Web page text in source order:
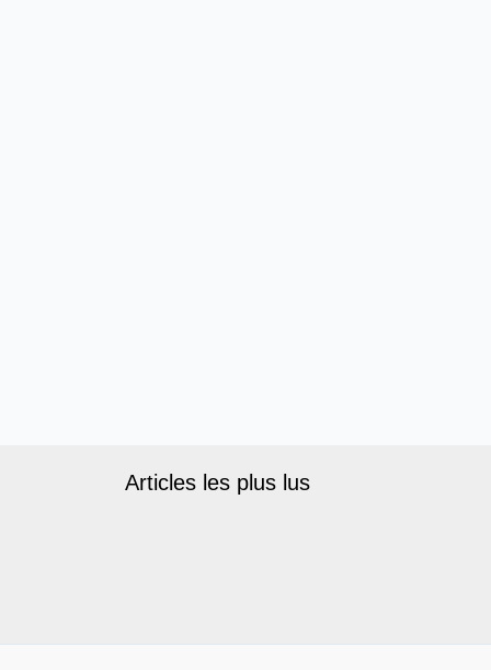
Articles les plus lus